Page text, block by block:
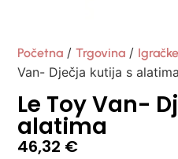
Početna /Trgovina / Igračke
Van- Dječja kutija s alatima
Le Toy Van-
alatima
46,32 €